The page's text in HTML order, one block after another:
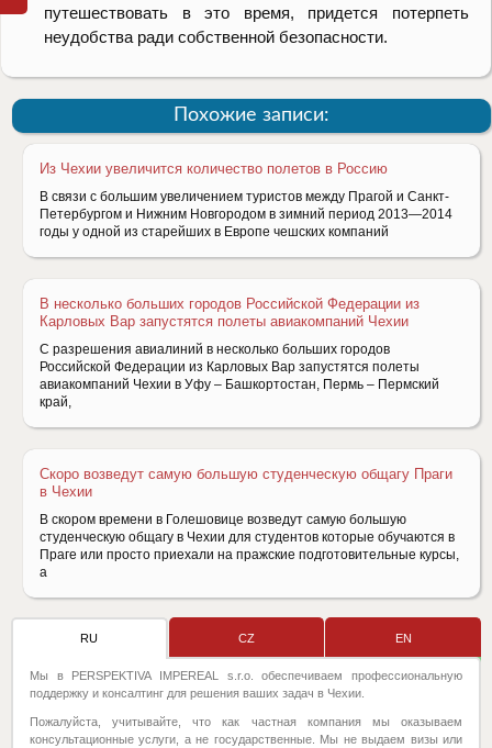
путешествовать в это время, придется потерпеть
неудобства ради собственной безопасности.
Похожие записи:
Из Чехии увеличится количество полетов в Россию
В связи с большим увеличением туристов между Прагой и Санкт-
Петербургом и Нижним Новгородом в зимний период 2013—2014
годы у одной из старейших в Европе чешских компаний
В несколько больших городов Российской Федерации из
Карловых Вар запустятся полеты авиакомпаний Чехии
С разрешения авиалиний в несколько больших городов
Российской Федерации из Карловых Вар запустятся полеты
авиакомпаний Чехии в Уфу – Башкортостан, Пермь – Пермский
край,
Скоро возведут самую большую студенческую общагу Праги
в Чехии
В скором времени в Голешовице возведут самую большую
студенческую общагу в Чехии для студентов которые обучаются в
Праге или просто приехали на пражские подготовительные курсы,
а
RU CZ EN
Мы в PERSPEKTIVA IMPEREAL s.r.o. обеспечиваем профессиональную
поддержку и консалтинг для решения ваших задач в Чехии.
Пожалуйста, учитывайте, что как частная компания мы оказываем
консультационные услуги, а не государственные. Мы не выдаем визы или